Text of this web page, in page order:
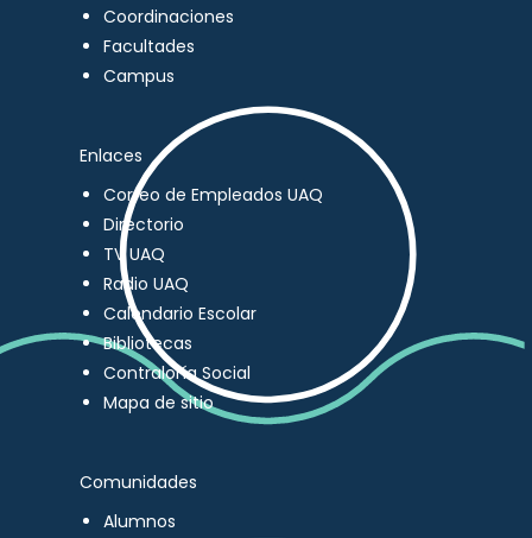
Coordinaciones
Facultades
Campus
Enlaces
Correo de Empleados UAQ
Directorio
TV UAQ
Radio UAQ
Calendario Escolar
Bibliotecas
Contraloría Social
Mapa de sitio
Comunidades
Alumnos